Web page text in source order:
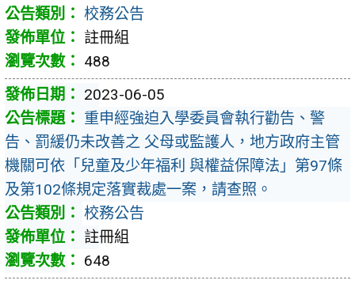
校務公告
註冊組
488
2023-06-05
重申經強迫入學委員會執行勸告、警
告、罰緩仍未改善之 父母或監護人，地方政府主管
機關可依「兒童及少年福利 與權益保障法」第97條
及第102條規定落實裁處一案，請查照。
校務公告
註冊組
648